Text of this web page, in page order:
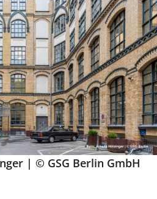
| © GSG Berlin GmbH